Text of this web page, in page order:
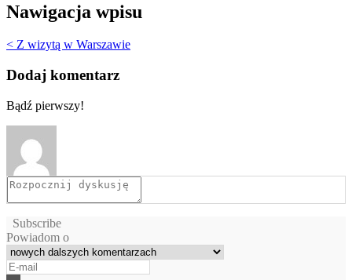
Nawigacja wpisu
< Z wizytą w Warszawie
Dodaj komentarz
Bądź pierwszy!
Subscribe
Powiadom o